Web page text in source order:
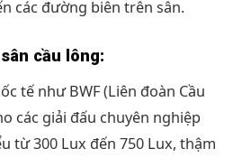
các đường biên trên sân.
cầu lông:
tế như BWF (Liên đoàn Cầu
các giải đấu chuyên nghiệp
từ 300 Lux đến 750 Lux, thậm